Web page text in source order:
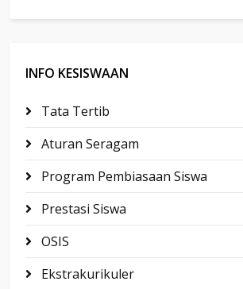
INFO KESISWAAN
Tata Tertib
Aturan Seragam
Program Pembiasaan Siswa
Prestasi Siswa
OSIS
Ekstrakurikuler